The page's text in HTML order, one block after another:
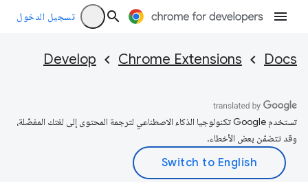
تسجيل الدخول
Docs
Chrome Extensions
Develop
تستخدم Google تكنولوجيا الذكاء الاصطناعي لترجمة المحتوى إلى لغتك المفضّلة،
وقد تتضمّن بعض الأخطاء.